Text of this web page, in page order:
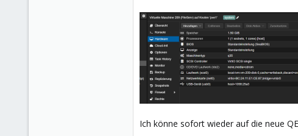
Ich könne sofort wieder auf die neue